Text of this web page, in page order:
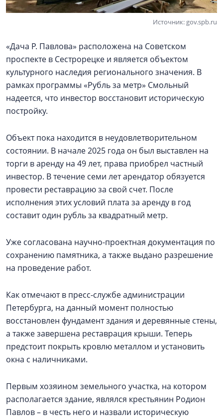
Источник: gov.spb.ru
«Дача Р. Павлова» расположена на Советском
проспекте в Сестрорецке и является объектом
культурного наследия регионального значения. В
рамках программы «Рубль за метр» Смольный
надеется, что инвестор восстановит историческую
постройку.
Объект пока находится в неудовлетворительном
состоянии. В начале 2025 года он был выставлен на
торги в аренду на 49 лет, права приобрел частный
инвестор. В течение семи лет арендатор обязуется
провести реставрацию за свой счет. После
исполнения этих условий плата за аренду в год
составит один рубль за квадратный метр.
Уже согласована научно-проектная документация по
сохранению памятника, а также выдано разрешение
на проведение работ.
Как отмечают в пресс-службе администрации
Петербурга, на данный момент полностью
восстановлен фундамент здания и деревянные стены,
а также завершена реставрация крыши. Теперь
предстоит покрыть кровлю металлом и установить
окна с наличниками.
Первым хозяином земельного участка, на котором
располагается здание, являлся крестьянин Родион
Павлов – в честь него и назвали историческую